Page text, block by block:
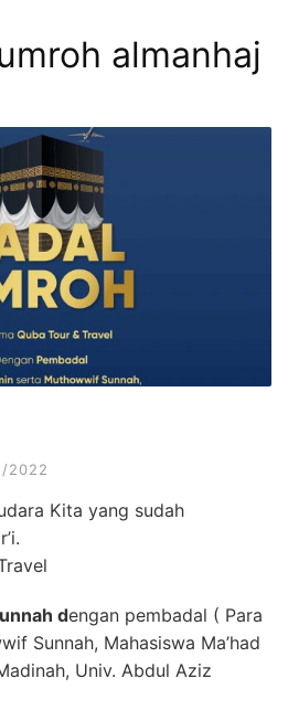
almanhaj
2022
Kita yang sudah
dengan pembadal ( Para
Sunnah, Mahasiswa Ma’had
Univ. Abdul Aziz